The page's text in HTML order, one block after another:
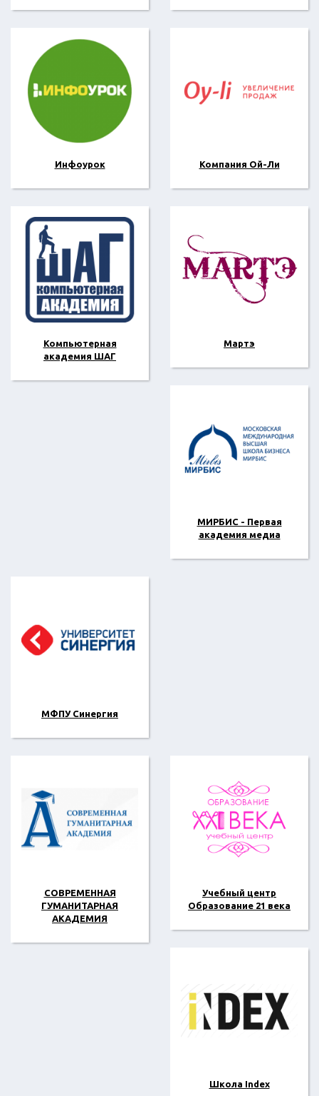
Инфоурок Компания Ой-Ли
Компьютерная
академия ШАГ
Мартэ
МИРБИС - Первая
академия медиа
МФПУ Синергия
СОВРЕМЕННАЯ
ГУМАНИТАРНАЯ
АКАДЕМИЯ
Учебный центр
Образование 21 века
Школа Index